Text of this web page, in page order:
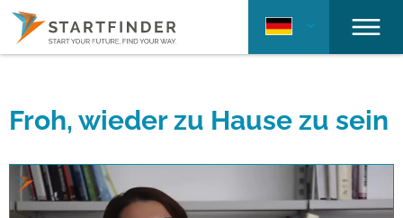
Froh, wieder zu Hause zu sein